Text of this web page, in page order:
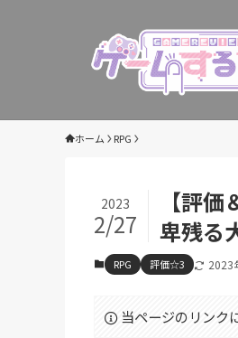
ホーム RPG
【評
卑残る
2023
2/27
RPG 評価☆3 2023
当ページのリンク